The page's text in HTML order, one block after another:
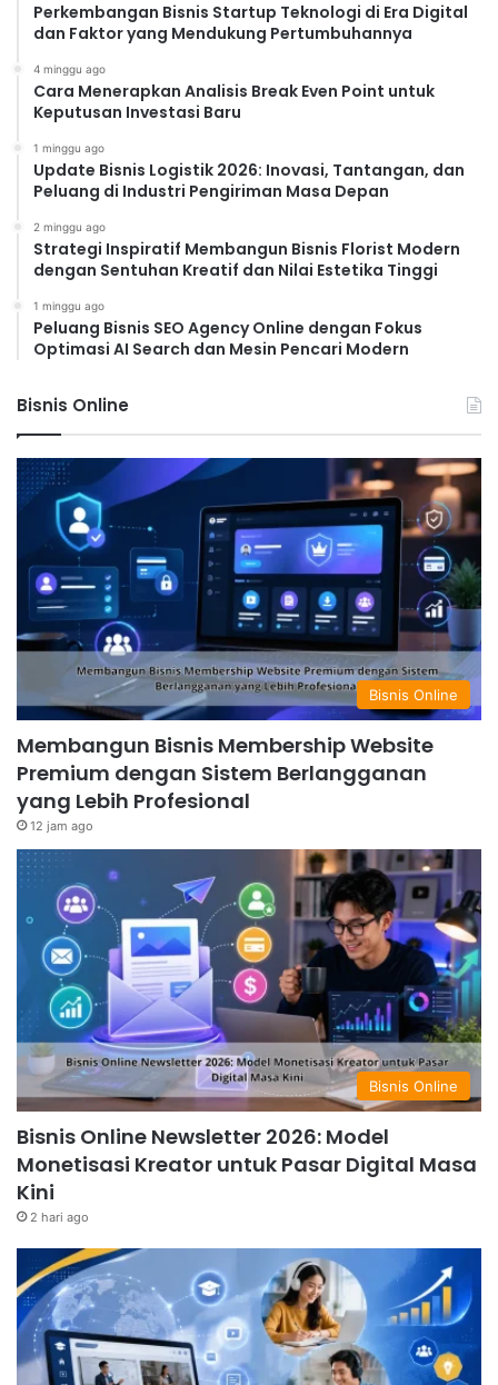
Perkembangan Bisnis Startup Teknologi di Era Digital
dan Faktor yang Mendukung Pertumbuhannya
4 minggu ago
Cara Menerapkan Analisis Break Even Point untuk
Keputusan Investasi Baru
1 minggu ago
Update Bisnis Logistik 2026: Inovasi, Tantangan, dan
Peluang di Industri Pengiriman Masa Depan
2 minggu ago
Strategi Inspiratif Membangun Bisnis Florist Modern
dengan Sentuhan Kreatif dan Nilai Estetika Tinggi
1 minggu ago
Peluang Bisnis SEO Agency Online dengan Fokus
Optimasi AI Search dan Mesin Pencari Modern
Bisnis Online
Bisnis Online
Membangun Bisnis Membership Website
Premium dengan Sistem Berlangganan
yang Lebih Profesional
12 jam ago
Bisnis Online
Bisnis Online Newsletter 2026: Model
Monetisasi Kreator untuk Pasar Digital Masa
Kini
2 hari ago